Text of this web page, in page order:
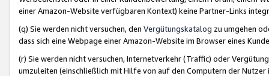
einer Amazon-Website verfügbaren Kontext) keine Partner-Links
(q) Sie werden nicht versuchen, den Vergütungskatalog zu umgehen
dass sich eine Webpage einer Amazon-Website im Browser eines
(r) Sie werden nicht versuchen, Internetverkehr (Traffic) oder
umzuleiten (einschließlich mit Hilfe von auf den Computern der